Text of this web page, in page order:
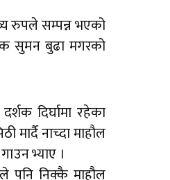
रुपले सम्पन्न भएको
सुमन बुढा मगरको
दिर्घामा रहेका
नाच्दा माहौल
भ्याए ।